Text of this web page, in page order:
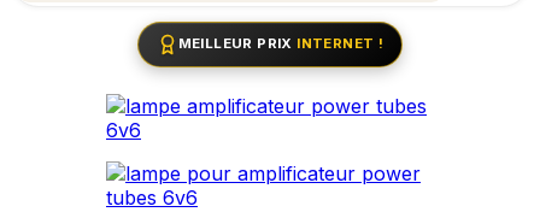
MEILLEUR PRIX INTERNET !